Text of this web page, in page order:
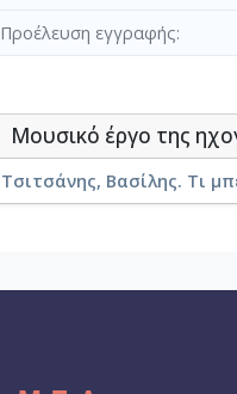
Προέλευση εγγραφής
Μουσικό έργο της
Τσιτσάνης, Βασίλης. Τι